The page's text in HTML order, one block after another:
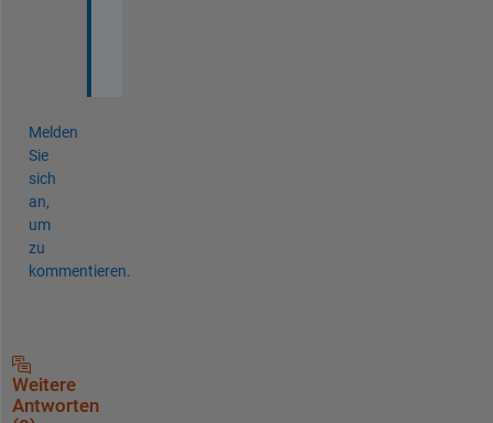
Melden
Sie
sich
an,
um
zu
kommentieren.
Weitere
Antworten